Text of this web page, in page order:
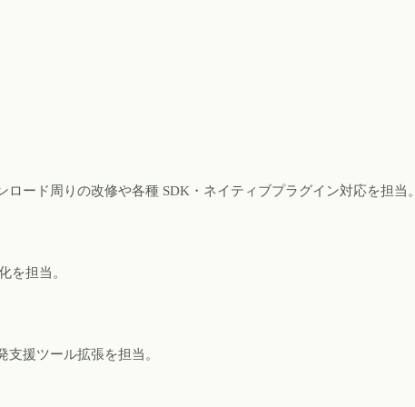
ード周りの改修や各種 SDK・ネイティブプラグイン対応を担当。
を担当。
援ツール拡張を担当。